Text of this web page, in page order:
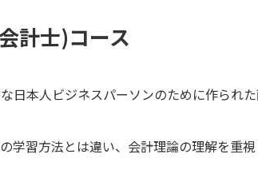
計士)コース
日本人ビジネスパーソンのために作られ
学習方法とは違い、会計理論の理解を重